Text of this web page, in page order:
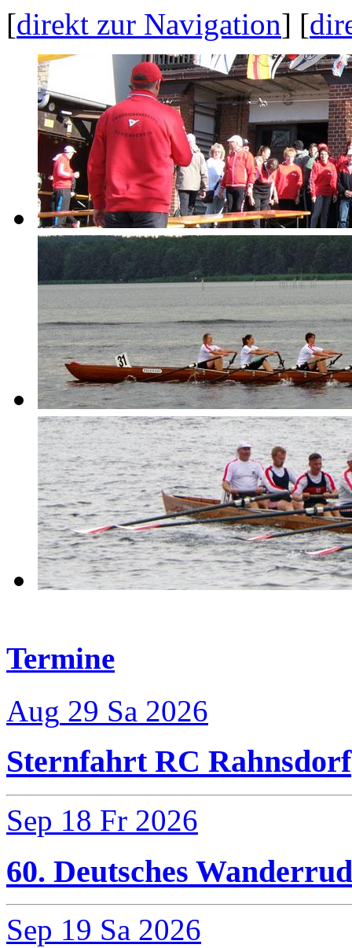
[direkt zur Navigation] [
Termine
Aug 29 Sa 2026
Sternfahrt RC Rahnsdorf
Sep 18 Fr 2026
60. Deutsches
Sep 19 Sa 2026